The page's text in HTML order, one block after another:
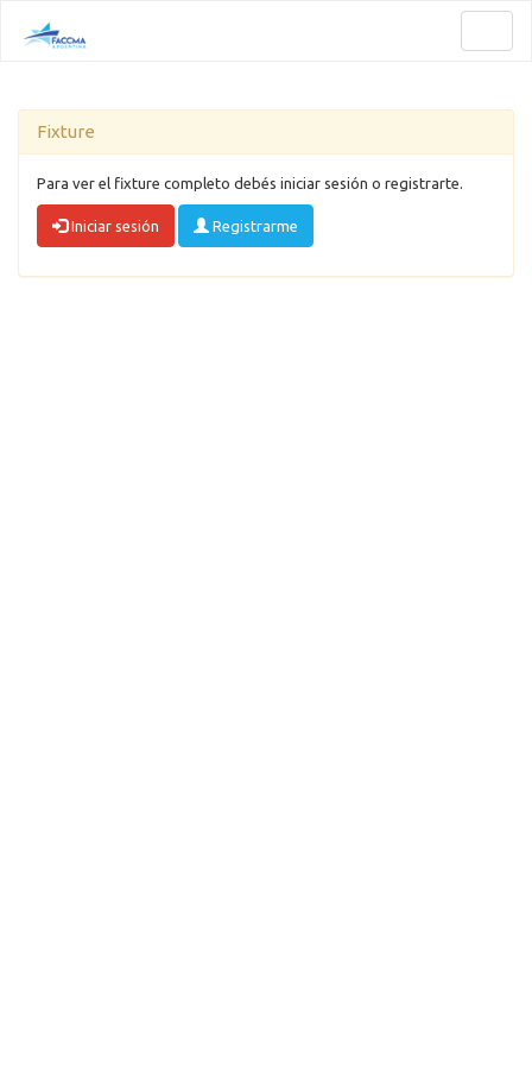
Fixture
Para ver el fixture completo debés iniciar sesión o registrarte.
Iniciar sesión Registrarme